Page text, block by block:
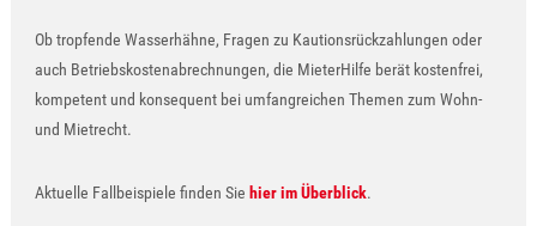
Ob tropfende Wasserhähne, Fragen zu Kautionsrückzahlungen oder
auch Betriebskostenabrechnungen, die MieterHilfe berät kostenfrei,
kompetent und konsequent bei umfangreichen Themen zum Wohn-
und Mietrecht.
Aktuelle Fallbeispiele finden Sie hier im Überblick.